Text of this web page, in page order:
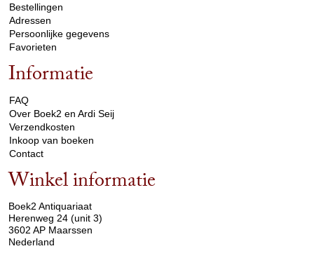
Bestellingen
Adressen
Persoonlijke gegevens
Favorieten
Informatie
FAQ
Over Boek2 en Ardi Seij
Verzendkosten
Inkoop van boeken
Contact
Winkel informatie
Boek2 Antiquariaat
Herenweg 24 (unit 3)
3602 AP Maarssen
Nederland